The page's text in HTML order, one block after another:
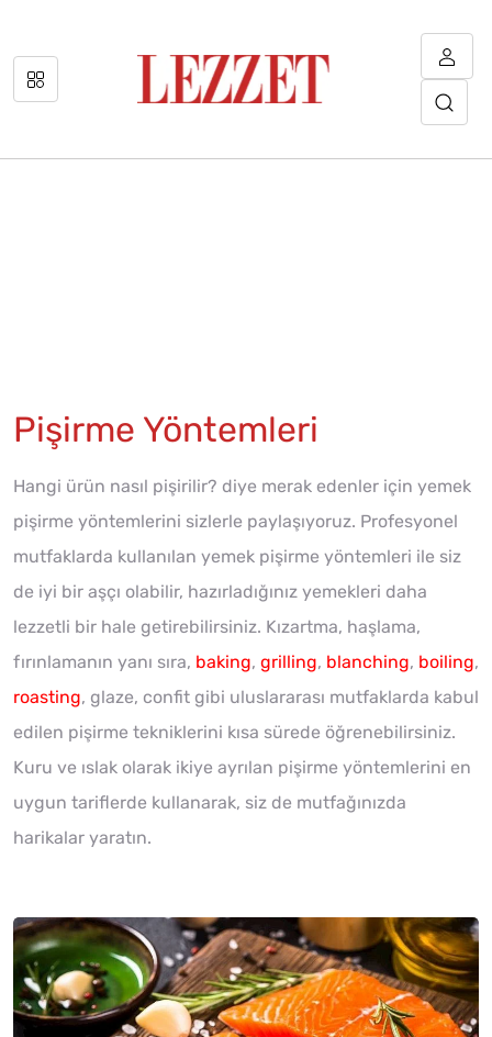
Pişirme Yöntemleri
Hangi ürün nasıl pişirilir? diye merak edenler için yemek
pişirme yöntemlerini sizlerle paylaşıyoruz. Profesyonel
mutfaklarda kullanılan yemek pişirme yöntemleri ile siz
de iyi bir aşçı olabilir, hazırladığınız yemekleri daha
lezzetli bir hale getirebilirsiniz. Kızartma, haşlama,
fırınlamanın yanı sıra, baking, grilling, blanching, boiling,
roasting, glaze, confit gibi uluslararası mutfaklarda kabul
edilen pişirme tekniklerini kısa sürede öğrenebilirsiniz.
Kuru ve ıslak olarak ikiye ayrılan pişirme yöntemlerini en
uygun tariflerde kullanarak, siz de mutfağınızda
harikalar yaratın.